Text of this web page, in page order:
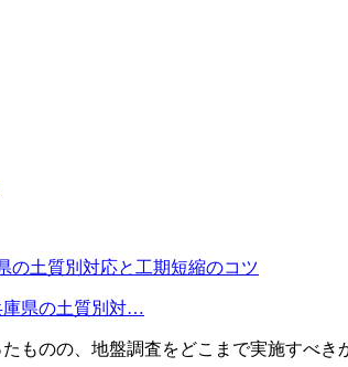
庫県の土質別対…
たものの、地盤調査をどこまで実施すべ